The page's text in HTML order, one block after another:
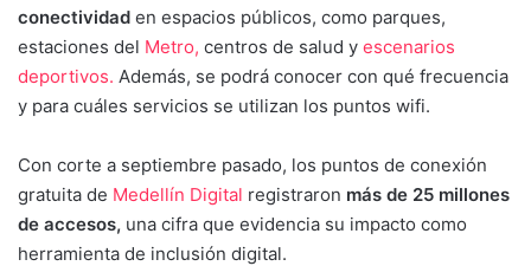
conectividad en espacios públicos, como parques,
estaciones del Metro, centros de salud y escenarios
deportivos. Además, se podrá conocer con qué frecuencia
y para cuáles servicios se utilizan los puntos wifi.
Con corte a septiembre pasado, los puntos de conexión
gratuita de Medellín Digital registraron más de 25 millones
de accesos, una cifra que evidencia su impacto como
herramienta de inclusión digital.